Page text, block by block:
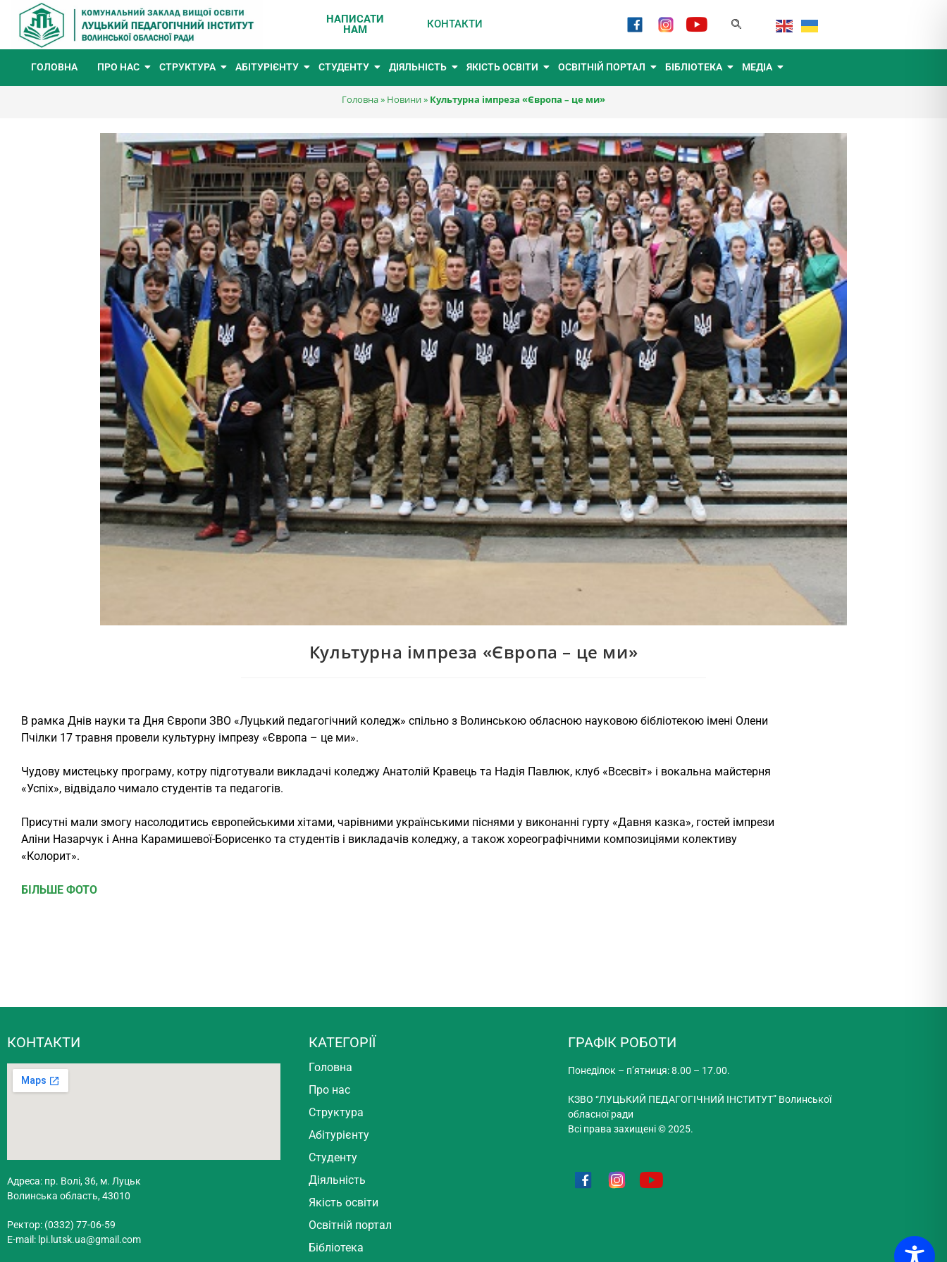
НАПИСАТИ
НАМ
КОНТАКТИ
ГОЛОВНА ПРО НАС СТРУКТУРА АБІТУРІЄНТУ СТУДЕНТУ ДІЯЛЬНІСТЬ ЯКІСТЬ ОСВІТИ ОСВІТНІЙ ПОРТАЛ БІБЛІОТЕКА МЕДІА
Головна» Новини» Культурна імпреза «Європа – це ми»
Культурна імпреза «Європа – це ми»
В рамка Днів науки та Дня Європи ЗВО «Луцький педагогічний коледж» спільно з Волинською обласною науковою бібліотекою імені Олени
Пчілки 17 травня провели культурну імпрезу «Європа – це ми».
Чудову мистецьку програму, котру підготували викладачі коледжу Анатолій Кравець та Надія Павлюк, клуб «Всесвіт» і вокальна майстерня
«Успіх», відвідало чимало студентів та педагогів.
Присутні мали змогу насолодитись європейськими хітами, чарівними українськими піснями у виконанні гурту «Давня казка», гостей імпрези
Аліни Назарчук і Анна Карамишевої-Борисенко та студентів і викладачів коледжу, а також хореографічними композиціями колективу
«Колорит».
БІЛЬШЕ ФОТО
КОНТАКТИ
Адреса: пр. Волі, 36, м. Луцьк
Волинська область, 43010
Ректор: (0332) 77-06-59
E-mail: lpi.lutsk.ua@gmail.com
КАТЕГОРІЇ
Головна
Про нас
Структура
Абітурієнту
Студенту
Діяльність
Якість освіти
Освітній портал
Бібліотека
ГРАФІК РОБОТИ
Понеділок – п’ятниця: 8.00 – 17.00.
КЗВО “ЛУЦЬКИЙ ПЕДАГОГІЧНИЙ ІНСТИТУТ” Волинської
обласної ради
Всі права захищені © 2025.